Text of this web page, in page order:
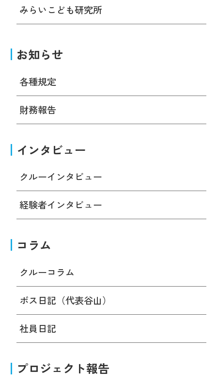
みらいこども研究所
お知らせ
各種規定
財務報告
インタビュー
クルーインタビュー
経験者インタビュー
コラム
クルーコラム
ボス日記（代表谷山）
社員日記
プロジェクト報告